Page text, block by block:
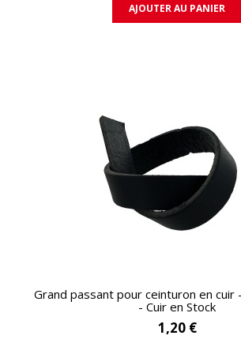
AJOUTER AU PANIER
APERÇU RAPIDE
Grand passant pour ceinturon en cuir
- Cuir en Stock
1,20 €